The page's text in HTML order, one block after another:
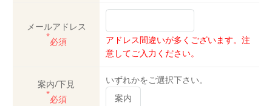
メールアドレス
*
必須
アドレス間違いが多くございます。注
意してご入力ください。
案内/下見
*
必須
いずれかをご選択下さい。